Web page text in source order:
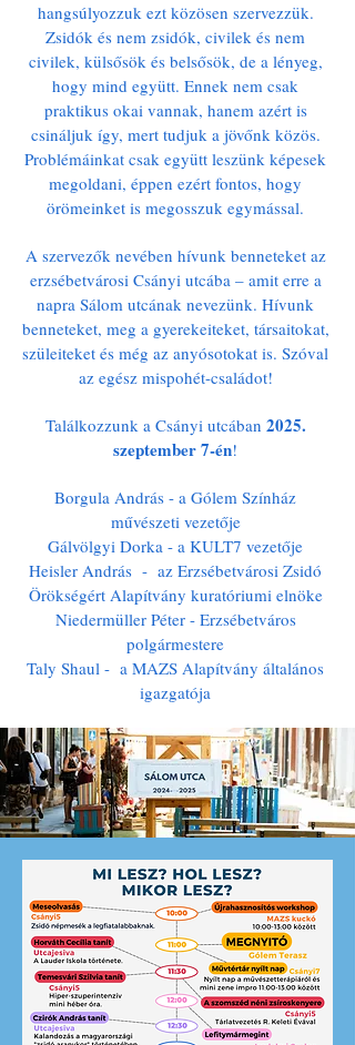
hangsúlyozzuk ezt közösen szervezzük.
Zsidók és nem zsidók, civilek és nem
civilek, külsősök és belsősök, de a lényeg,
hogy mind együtt. Ennek nem csak
praktikus okai vannak, hanem azért is
csináljuk így, mert tudjuk a jövőnk közös.
Problémáinkat csak együtt leszünk képesek
megoldani, éppen ezért fontos, hogy
örömeinket is megosszuk egymással.
A szervezők nevében hívunk benneteket az
erzsébetvárosi Csányi utcába – amit erre a
napra Sálom utcának nevezünk. Hívunk
benneteket, meg a gyerekeiteket, társaitokat,
szüleiteket és még az anyósotokat is. Szóval
az egész mispohét-családot!
Találkozzunk a Csányi utcában 2025.
szeptember 7-én!
Borgula András - a Gólem Színház
művészeti vezetője
Gálvölgyi Dorka - a KULT7 vezetője
Heisler András - az Erzsébetvárosi Zsidó
Örökségért Alapítvány kuratóriumi elnöke
Niedermüller Péter - Erzsébetváros
polgármestere
Taly Shaul - a MAZS Alapítvány általános
igazgatója